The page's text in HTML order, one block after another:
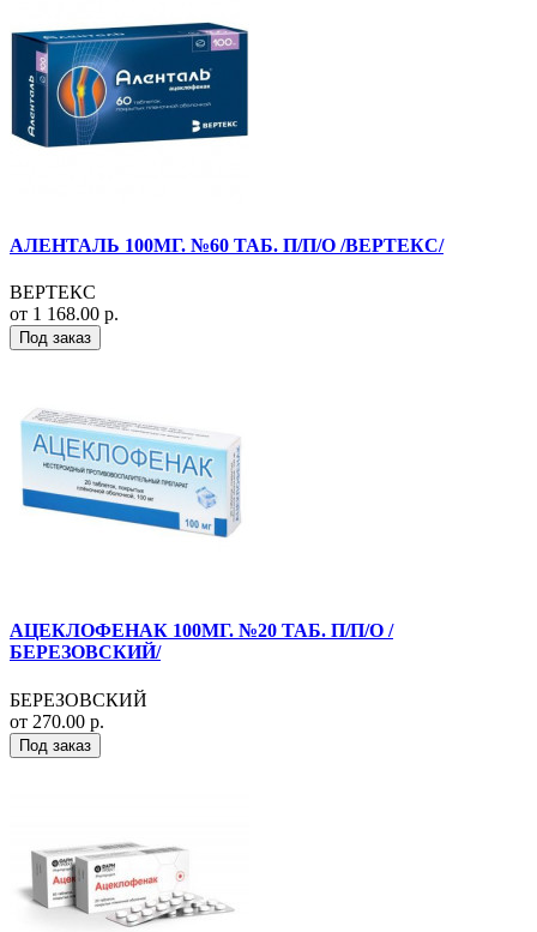
АЛЕНТАЛЬ 100МГ. №60 ТАБ. П/П/О /ВЕРТЕКС/
ВЕРТЕКС
от 1 168.00 р.
Под заказ
АЦЕКЛОФЕНАК 100МГ. №20 ТАБ. П/П/О /
БЕРЕЗОВСКИЙ/
БЕРЕЗОВСКИЙ
от 270.00 р.
Под заказ